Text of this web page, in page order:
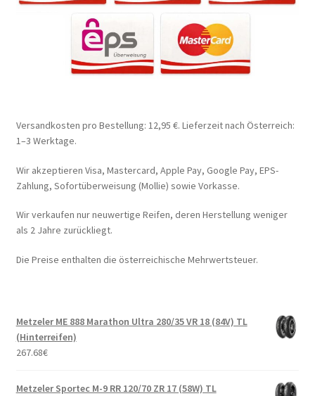
Versandkosten pro Bestellung: 12,95 €. Lieferzeit nach Österreich:
1–3 Werktage.
Wir akzeptieren Visa, Mastercard, Apple Pay, Google Pay, EPS-
Zahlung, Sofortüberweisung (Mollie) sowie Vorkasse.
Wir verkaufen nur neuwertige Reifen, deren Herstellung weniger
als 2 Jahre zurückliegt.
Die Preise enthalten die österreichische Mehrwertsteuer.
Metzeler ME 888 Marathon Ultra 280/35 VR 18 (84V) TL
(Hinterreifen)
267.68€
Metzeler Sportec M-9 RR 120/70 ZR 17 (58W) TL